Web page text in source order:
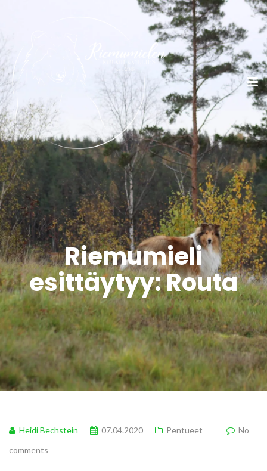
Riemumieli
esittäytyy: Routa
Heidi Bechstein 07.04.2020 Pentueet
No
comments